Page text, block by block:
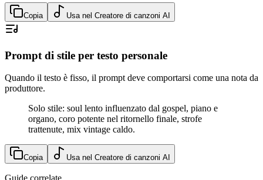
Copia Usa nel Creatore di canzoni AI
Prompt di stile per testo personale
Quando il testo è fisso, il prompt deve comportarsi come una nota da
produttore.
Solo stile: soul lento influenzato dal gospel, piano e
organo, coro potente nel ritornello finale, strofe
trattenute, mix vintage caldo.
Copia Usa nel Creatore di canzoni AI